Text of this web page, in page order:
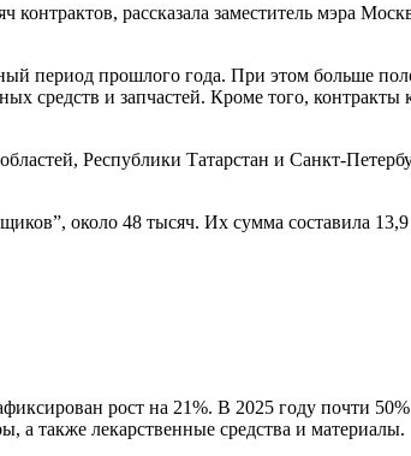
рассказала заместитель мэра
период прошлого года. При этом больше
средств и запчастей. Кроме того, контракты
Республики Татарстан и Санкт-
около 48 тысяч. Их сумма составила 13,9
рост на 21%. В 2025 году почти
а также лекарственные средства и материалы.